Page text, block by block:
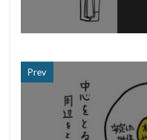
Prev